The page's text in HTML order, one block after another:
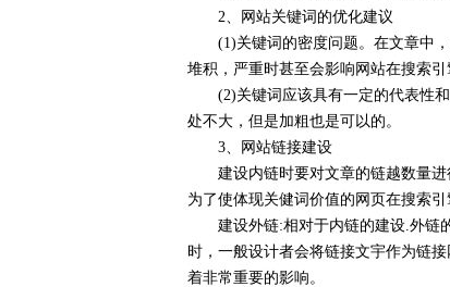
2、网站关键词的优化建议
(1)关键词的密度问题。在文章中，
堆积，严重时甚至会影响网站在搜索
(2)关键词应该具有一定的代表性和
处不大，但是加粗也是可以的。
3、网站链接建设
建设内链时要对文章的链越数量进
为了使体现关健词价值的网页在搜索
建设外链:相对于内链的建设.外链的
时，一般设计者会将链接文宇作为链
着非常重要的影响。